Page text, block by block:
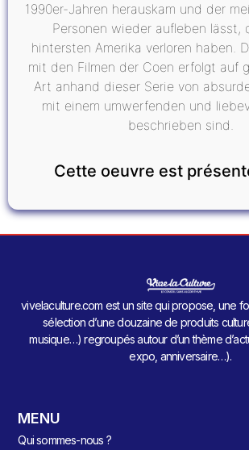
1990er-Jahren herauskam und der
Personen wieder aufleben lässt,
hintersten Amerika verloren haben.
mit den Filmen der Coen erfolgt auf
Art anhand dieser Serie von
mit einem umwerfenden und
beschrieben sind.
Cette oeuvre est
vivelaculture.com est un site qui propose, une
sélection d’une douzaine de produits
musique…) regroupés autour d’un thème
expo, anniversaire…).
MENU
Qui sommes-nous ?